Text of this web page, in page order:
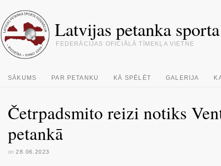
Latvijas petanka
FEDERĀCIJAS OFICIĀLĀ TĪMEKĻA VIETNE
SĀKUMS PAR PETANKU KĀ SPĒLĒT GALERIJA
Četrpadsmito reizi notiks
petankā
on 28.06.2023